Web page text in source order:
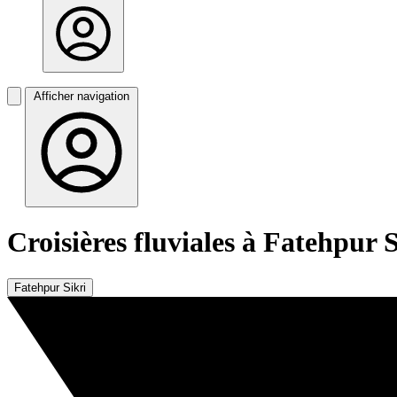
Afficher navigation
Croisières fluviales à Fatehpur
Fatehpur Sikri